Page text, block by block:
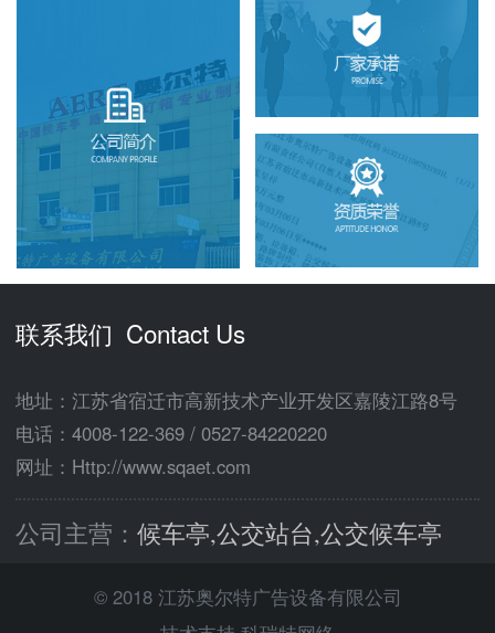
联系我们 Contact Us
地址：江苏省宿迁市高新技术产业开发区嘉陵江路8号
电话： 4008-122-369 / 0527-84220220
网址：Http://www.sqaet.com
公司主营： 候车亭,公交站台,公交候车亭
© 2018 江苏奥尔特广告设备有限公司